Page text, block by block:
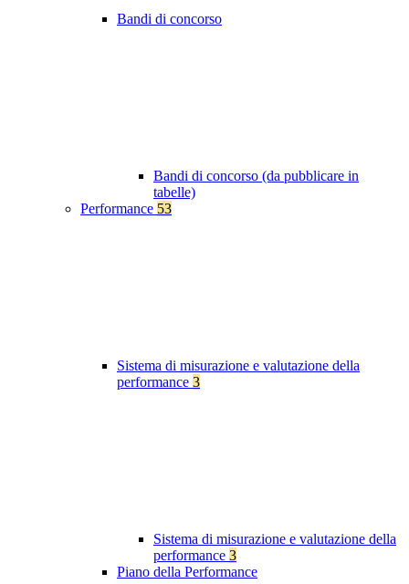
Bandi di concorso
Bandi di concorso (da pubblicare in
tabelle)
Performance 53
Sistema di misurazione e valutazione della
performance 3
Sistema di misurazione e valutazione della
performance 3
Piano della Performance